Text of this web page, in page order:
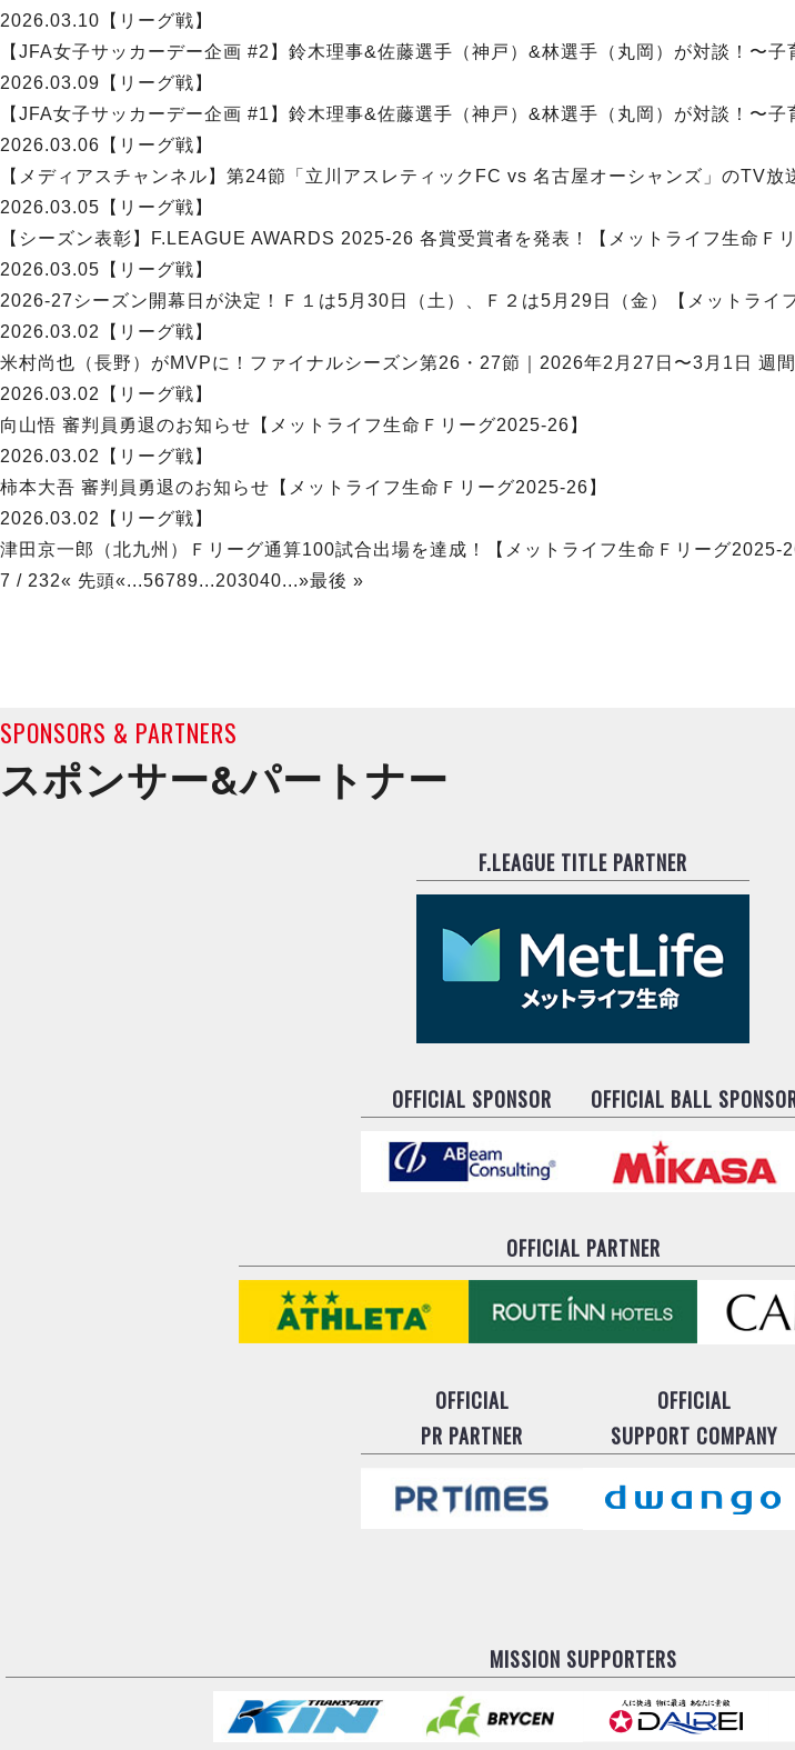
2026.03.10 【リーグ戦】
【JFA女子サッカーデー企画 #2】鈴木理事&佐藤選手（神戸）&林選手（丸岡）が対談！〜
2026.03.09 【リーグ戦】
【JFA女子サッカーデー企画 #1】鈴木理事&佐藤選手（神戸）&林選手（丸岡）が対談！〜
2026.03.06 【リーグ戦】
【メディアスチャンネル】第24節「立川アスレティックFC vs 名古屋オーシャンズ」のTV
2026.03.05 【リーグ戦】
【シーズン表彰】F.LEAGUE AWARDS 2025-26 各賞受賞者を発表！【メットライフ生命Ｆ
2026.03.05 【リーグ戦】
2026-27シーズン開幕日が決定！Ｆ１は5月30日（土）、Ｆ２は5月29日（金）【メットライ
2026.03.02
【リーグ戦】
米村尚也（長野）がMVPに！ファイナルシーズン第26・27節｜2026年2月27日〜3月1日 週
2026.03.02
【リーグ戦】
向山悟 審判員勇退のお知らせ【メットライフ生命Ｆリーグ2025-26】
2026.03.02
【リーグ戦】
柿本大吾 審判員勇退のお知らせ【メットライフ生命Ｆリーグ2025-26】
2026.03.02
【リーグ戦】
津田京一郎（北九州）Ｆリーグ通算100試合出場を達成！【メットライフ生命Ｆリーグ2025-
7 / 232« 先頭«...56789...203040...»最後 »
SPONSORS & PARTNERS
スポンサー&パートナー
F.LEAGUE TITLE PARTNER
OFFICIAL SPONSOR OFFICIAL BALL
OFFICIAL PARTNER
OFFICIAL
PR PARTNER
OFFICIAL
SUPPORT COMPANY
MISSION SUPPORTERS